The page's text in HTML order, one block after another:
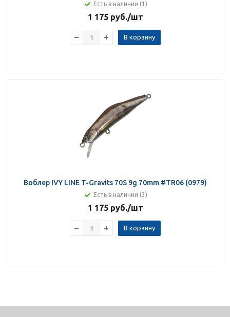
Есть в наличии (1)
1 175 руб./шт
В корзину
Воблер IVY LINE T-Gravits 70S 9g 70mm #TR06 (0979)
Есть в наличии (3)
1 175 руб./шт
В корзину